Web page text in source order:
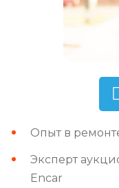
Опыт в
Эксперт
Encar